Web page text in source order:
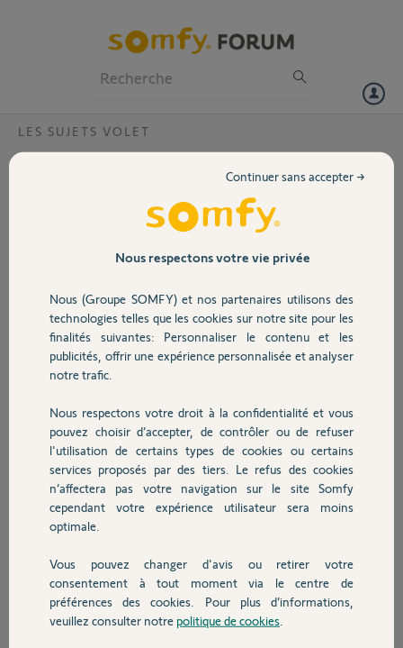
Volet
Sécurité
Domotique
Chauffage
Autres produits
Devis avec un pro
Contact
LES SUJETS VOLET
Suppression volet impossible après
Après avoir réinitialisé un volet( il remontait trop haut), je ne peux
plus le supprimer de mon application. Pour ensuite le réintégrer pour
PIN de ma box : 2023 – 4644 - 0465
Volet à supprimer "Chambre Victo"
Mercide votre aide,
Cordialement.
il y a presque 2 ans
Participer au fil de discussion
Réponses
Il semble que maintenant ça refonctionne . Je ne sais pas si vous avez fait
quelque chose .
Si c'est le cas merci bien.
Nous respectons votre vie privée
Nous (Groupe SOMFY) et nos partenaires utilisons des
technologies telles que les cookies sur notre site pour les
finalités suivantes: Personnaliser le contenu et les
publicités, offrir une expérience personnalisée et analyser
notre trafic.
Nous respectons votre droit à la confidentialité et vous
pouvez choisir d’accepter, de contrôler ou de refuser
l'utilisation de certains types de cookies ou certains
services proposés par des tiers. Le refus des cookies
n’affectera pas votre navigation sur le site Somfy
cependant votre expérience utilisateur sera moins
optimale.
Vous pouvez changer d'avis ou retirer votre
consentement à tout moment via le centre de
préférences des cookies. Pour plus d’informations,
veuillez consulter notre politique de cookies
Continuer sans accepter →